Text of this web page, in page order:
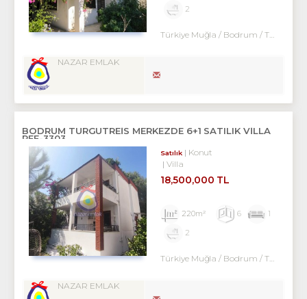
2
Türkiye Muğla / Bodrum / Turgutreis
NAZAR EMLAK
BODRUM TURGUTREİS MERKEZDE 6+1 SATILIK VİLLA
REF-3303
Satılık
Konut
Villa
18,500,000 TL
220m² 6
1
2
Türkiye Muğla / Bodrum / Turgutreis
NAZAR EMLAK